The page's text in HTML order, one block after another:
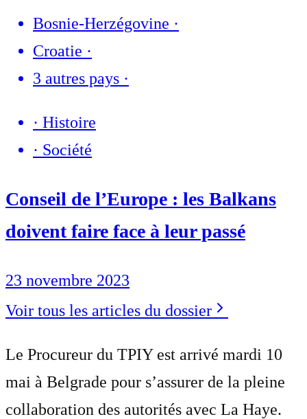
Bosnie-Herzégovine ·
Croatie ·
3 autres pays ·
· Histoire
· Société
Conseil de l’Europe : les Balkans
doivent faire face à leur passé
23 novembre 2023
Voir tous les articles du dossier
Le Procureur du TPIY est arrivé mardi 10
mai à Belgrade pour s’assurer de la pleine
collaboration des autorités avec La Haye.